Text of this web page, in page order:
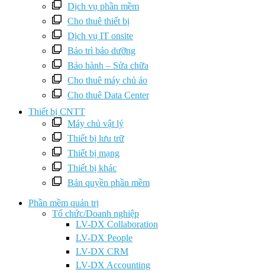
Dịch vụ phần mềm
Cho thuê thiết bị
Dịch vụ IT onsite
Bảo trì bảo dưỡng
Bảo hành – Sửa chữa
Cho thuê máy chủ ảo
Cho thuê Data Center
Thiết bị CNTT
Máy chủ vật lý
Thiết bị lưu trữ
Thiết bị mạng
Thiết bị khác
Bản quyền phần mềm
Phần mềm quản trị
Tổ chức/Doanh nghiệp
LV-DX Collaboration
LV-DX People
LV-DX CRM
LV-DX Accounting